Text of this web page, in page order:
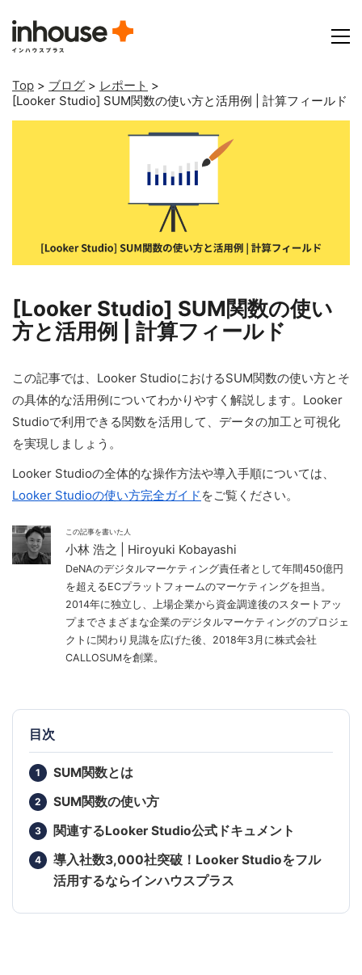
Top > ブログ > レポート >
[Looker Studio] SUM関数の使い方と活用例 | 計算フィールド
[Looker Studio] SUM関数の使い
方と活用例 | 計算フィールド
この記事では、Looker StudioにおけるSUM関数の使い方とそ
の具体的な活用例についてわかりやすく解説します。Looker
Studioで利用できる関数を活用して、データの加工と可視化
を実現しましょう。
Looker Studioの全体的な操作方法や導入手順については、
Looker Studioの使い方完全ガイド をご覧ください。
この記事を書いた人
小林 浩之 | Hiroyuki Kobayashi
DeNAのデジタルマーケティング責任者として年間450億円
を超えるECプラットフォームのマーケティングを担当。
2014年に独立し、上場企業から資金調達後のスタートアッ
プまでさまざまな企業のデジタルマーケティングのプロジェ
クトに関わり見識を広げた後、2018年3月に株式会社
CALLOSUMを創業。
目次
SUM関数とは
SUM関数の使い方
関連するLooker Studio公式ドキュメント
導入社数3,000社突破！Looker Studioをフル
活用するならインハウスプラス